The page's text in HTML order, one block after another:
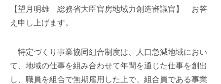
【望月明雄 総務省大臣官房地域力創造審議官】 お答
え申し上げます。
特定づくり事業協同組合制度は、人口急減地域におい
て、地域の仕事を組み合わせて年間を通じた仕事を創出
し、職員を組合で無期雇用した上で、組合員である事業